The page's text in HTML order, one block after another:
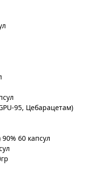
95, Цебарацетам)
60 капсул